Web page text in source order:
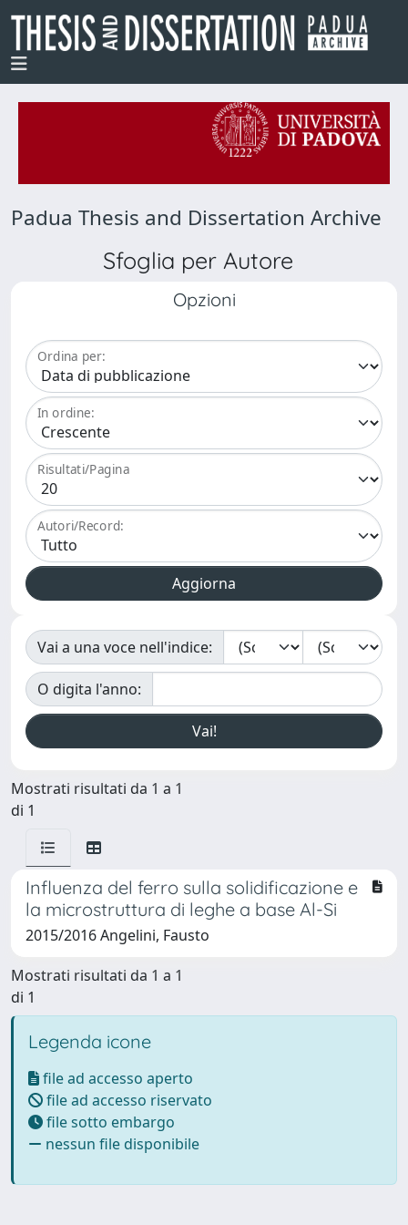
Padua Thesis and Dissertation Archive
Sfoglia per Autore
Opzioni
Ordina per:
In ordine:
Risultati/Pagina
Autori/Record:
Vai a una voce nell'indice:
O digita l'anno:
Mostrati risultati da 1 a 1
di 1
Influenza del ferro sulla solidificazione e
la microstruttura di leghe a base Al-Si
2015/2016 Angelini, Fausto
Mostrati risultati da 1 a 1
di 1
Legenda icone
file ad accesso aperto
file ad accesso riservato
file sotto embargo
nessun file disponibile